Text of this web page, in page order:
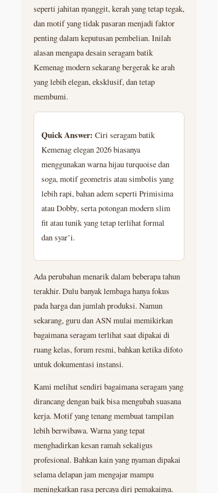
seperti jahitan nyanggit, kerah yang tetap tegak,
dan motif yang tidak pasaran menjadi faktor
penting dalam keputusan pembelian. Inilah
alasan mengapa desain seragam batik
Kemenag modern sekarang bergerak ke arah
yang lebih elegan, eksklusif, dan tetap
membumi.
Quick Answer: Ciri seragam batik
Kemenag elegan 2026 biasanya
menggunakan warna hijau turquoise dan
soga, motif geometris atau simbolis yang
lebih rapi, bahan adem seperti Primisima
atau Dobby, serta potongan modern slim
fit atau tunik yang tetap terlihat formal
dan syar’i.
Ada perubahan menarik dalam beberapa tahun
terakhir. Dulu banyak lembaga hanya fokus
pada harga dan jumlah produksi. Namun
sekarang, guru dan ASN mulai memikirkan
bagaimana seragam terlihat saat dipakai di
ruang kelas, forum resmi, bahkan ketika difoto
untuk dokumentasi instansi.
Kami melihat sendiri bagaimana seragam yang
dirancang dengan baik bisa mengubah suasana
kerja. Motif yang tenang membuat tampilan
lebih berwibawa. Warna yang tepat
menghadirkan kesan ramah sekaligus
profesional. Bahkan kain yang nyaman dipakai
selama delapan jam mengajar mampu
meningkatkan rasa percaya diri pemakainya.